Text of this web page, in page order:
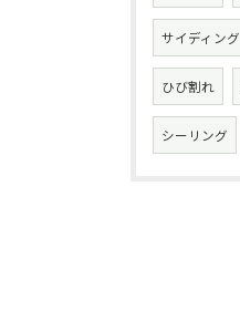
サイディング
ひび割れ
シーリング